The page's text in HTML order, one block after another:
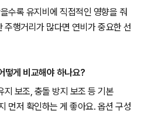
수록 유지비에 직접적인 영향을 줘
주행거리가 많다면 연비가 중요한 선
떻게 비교해야 하나요?
보조, 충돌 방지 보조 등 기본
먼저 확인하는 게 좋아요. 옵션 구성